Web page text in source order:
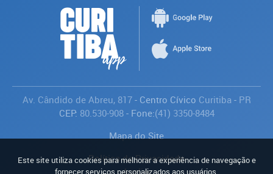
Av. Cândido de Abreu, 817- Centro Cívico Curitiba - PR
CEP: 80.530-908- Fone:(41) 3350-8484
Mapa do Site
Política de Privacidade
Avaliar
Este site utiliza cookies para melhorar a experiência de navegação e
fornecer serviços personalizados aos usuários.